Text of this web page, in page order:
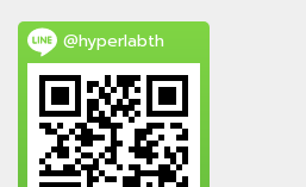
@hyperlabth